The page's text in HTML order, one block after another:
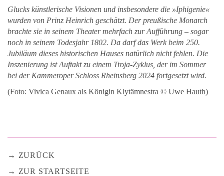
Glucks künstlerische Visionen und insbesondere die »Iphigenie«
wurden von Prinz Heinrich geschätzt. Der preußische Monarch
brachte sie in seinem Theater mehrfach zur Aufführung – sogar
noch in seinem Todesjahr 1802. Da darf das Werk beim 250.
Jubiläum dieses historischen Hauses natürlich nicht fehlen. Die
Inszenierung ist Auftakt zu einem Troja-Zyklus, der im Sommer
bei der Kammeroper Schloss Rheinsberg 2024 fortgesetzt wird.
(Foto: Vivica Genaux als Königin Klytämnestra © Uwe Hauth)
ZURÜCK
ZUR STARTSEITE